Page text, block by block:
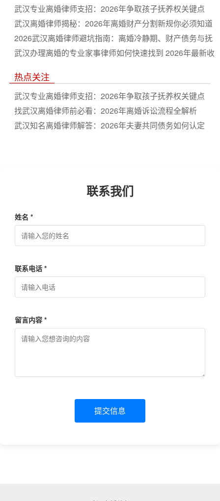
武汉专业离婚律师支招：2026年争取孩子抚养权关键点
武汉离婚律师揭秘：2026年离婚财产分割新规你必须知道
2026武汉离婚律师避坑指南：离婚冷静期、财产债务与抚
养权纠纷一站通
武汉办理离婚的专业家事律师如何快速找到 2026年最新收
热点关注
武汉专业离婚律师支招：2026年争取孩子抚养权关键点
找武汉离婚律师前必看：2026年离婚诉讼流程全解析
武汉知名离婚律师解答：2026年夫妻共同债务如何认定
联系我们
姓名 *
联系电话 *
留言内容 *
提交信息